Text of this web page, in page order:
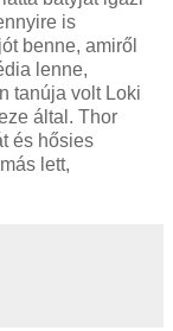
is
benne, amiről
lenne,
tanúja volt Loki
által. Thor
és hősies
lett,